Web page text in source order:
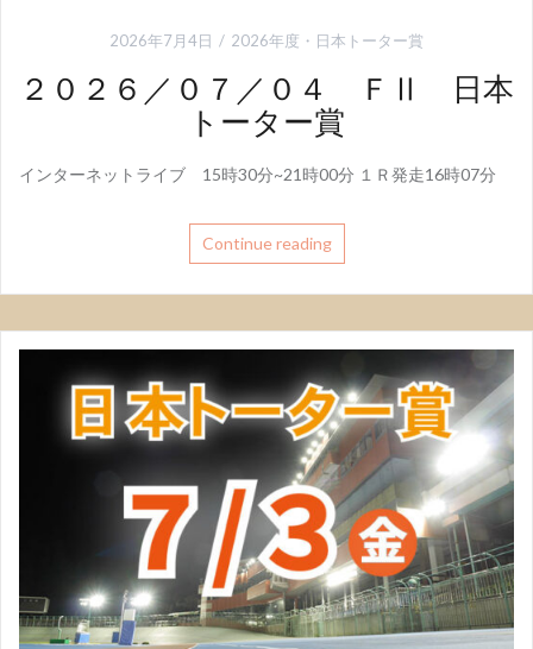
2026年7月4日 2026年度 ・ 日本トーター賞
２０２６／０７／０４ ＦⅡ 日本
トーター賞
インターネットライブ 15時30分~21時00分 １Ｒ発走16時07分
Continue reading